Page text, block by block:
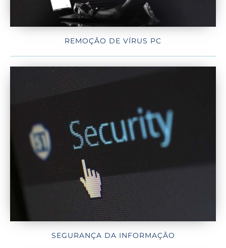
REMOÇÃO DE VÍRUS PC
SEGURANÇA DA INFORMAÇÃO